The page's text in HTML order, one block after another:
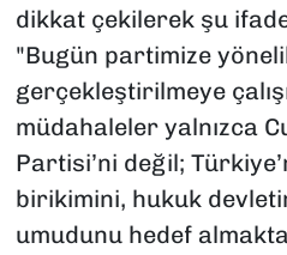
dikkat çekilerek şu
"Bugün partimize
gerçekleştirilmeye
müdahaleler yalnızca
Partisi’ni değil;
birikimini, hukuk
umudunu hedef